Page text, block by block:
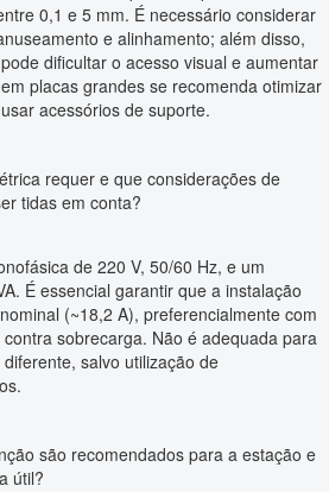
0,1 e 5 mm. É necessário considerar
e alinhamento; além disso,
dificultar o acesso visual e aumentar
placas grandes se recomenda otimizar
acessórios de suporte.
requer e que considerações de
tidas em conta?
de 220 V, 50/60 Hz, e um
É essencial garantir que a instalação
(~18,2 A), preferencialmente com
sobrecarga. Não é adequada para
salvo utilização de
são recomendados para a estação e
útil?